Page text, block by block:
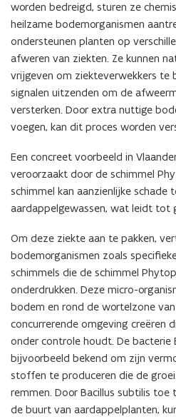
worden bedreigd, sturen ze
heilzame bodemorganismen
ondersteunen planten op
afweren van ziekten. Ze kunnen
vrijgeven om ziekteverwekkers te
signalen uitzenden om de
versterken. Door extra nuttige
voegen, kan dit proces worden
Een concreet voorbeeld in
veroorzaakt door de schimmel
schimmel kan aanzienlijke schade
aardappelgewassen, wat leidt tot
Om deze ziekte aan te pakken,
bodemorganismen zoals
schimmels die de schimmel
onderdrukken. Deze micro-
bodem en rond de wortelzone
concurrerende omgeving creëren
onder controle houdt. De bacterie
bijvoorbeeld bekend om zijn
stoffen te produceren die de
remmen. Door Bacillus subtilis
de buurt van aardappelplanten,